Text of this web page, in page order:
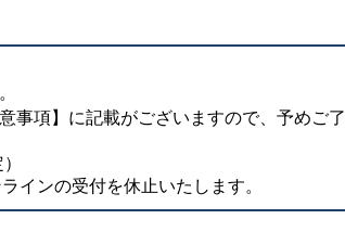
事項】に記載がございますので、予めご了
インの受付を休止いたします。